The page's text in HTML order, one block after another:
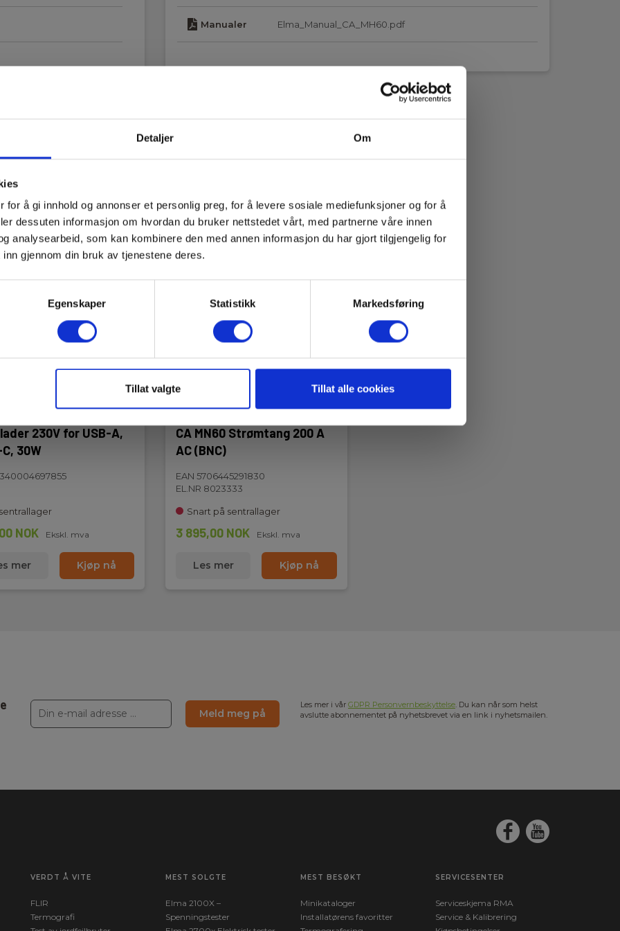
Detaljer Om
for å gi innhold og annonser et personlig preg, for å levere sosiale mediefunksjoner og for å
dessuten informasjon om hvordan du bruker nettstedet vårt, med partnerne våre innen
analysearbeid, som kan kombinere den med annen informasjon du har gjort tilgjengelig for
gjennom din bruk av tjenestene deres.
Egenskaper Statistikk Markedsføring
Tillat valgte Tillat alle cookies
V
Manualer Elma_Manual_CA_MH60.pdf
230V for USB-A,
30W
NOK Ekskl. mva
mer Kjøp nå
CA MN60 Strømtang 200 A
AC (BNC)
EAN 5706445291830
EL.NR 8023333
Snart på sentrallager
3 895,00 NOK Ekskl. mva
Les mer Kjøp nå
Meld meg på
Les mer i vår GDPR Personvernbeskyttelse. Du kan når som helst
avslutte abonnementet på nyhetsbrevet via en link i nyhetsmailen.
VERDT Å VITE
FLIR
Termografi
MEST SOLGTE
Elma 2100X –
Spenningstester
MEST BESØKT
Minikataloger
Installatørens favoritter
SERVICESENTER
Serviceskjema RMA
Service & Kalibrering